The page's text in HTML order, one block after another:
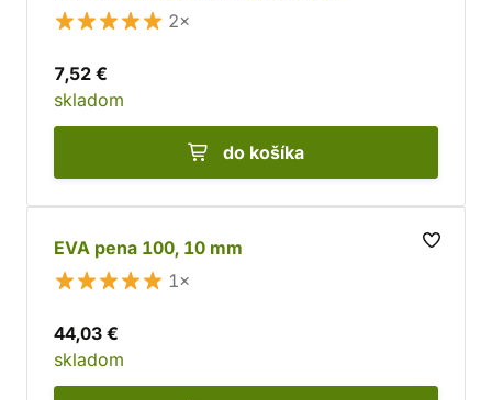
2×
7,52 €
skladom
do košíka
EVA pena 100, 10 mm
1×
44,03 €
skladom